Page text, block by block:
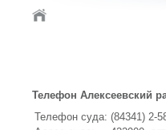
Телефон Алексеевский
Телефон суда: (84341) 2-